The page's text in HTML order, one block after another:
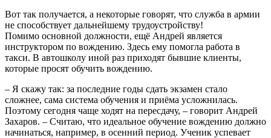
Вот так получается, а некоторые говорят, что служба в армии
не способствует дальнейшему трудоустройству!
Помимо основной должности, ещё Андрей является
инструктором по вождению. Здесь ему помогла работа в
такси. В автошколу иной раз приходят бывшие клиенты,
которые просят обучить вождению.
– Я скажу так: за последние годы сдать экзамен стало
сложнее, сама система обучения и приёма усложнилась.
Поэтому сегодня чаще ходят на пересдачу, – говорит Андрей
Захаров. – Считаю, что идеальное обучение вождению должно
начинаться, например, в осенний период. Ученик успевает